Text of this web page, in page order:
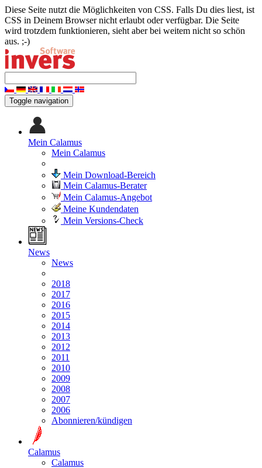
Diese Seite nutzt die Möglichkeiten von CSS. Falls Du dies liest, ist
CSS in Deinem Browser nicht erlaubt oder verfügbar. Die Seite
wird trotzdem funktionieren, sieht aber bei weitem nicht so schön
aus. ;-)
Toggle navigation
Mein Calamus
Mein Calamus
Mein Download-Bereich
Mein Calamus-Berater
Mein Calamus-Angebot
Meine Kundendaten
Mein Versions-Check
News
News
2018
2017
2016
2015
2014
2013
2012
2011
2010
2009
2008
2007
2006
Abonnieren/kündigen
Calamus
Calamus